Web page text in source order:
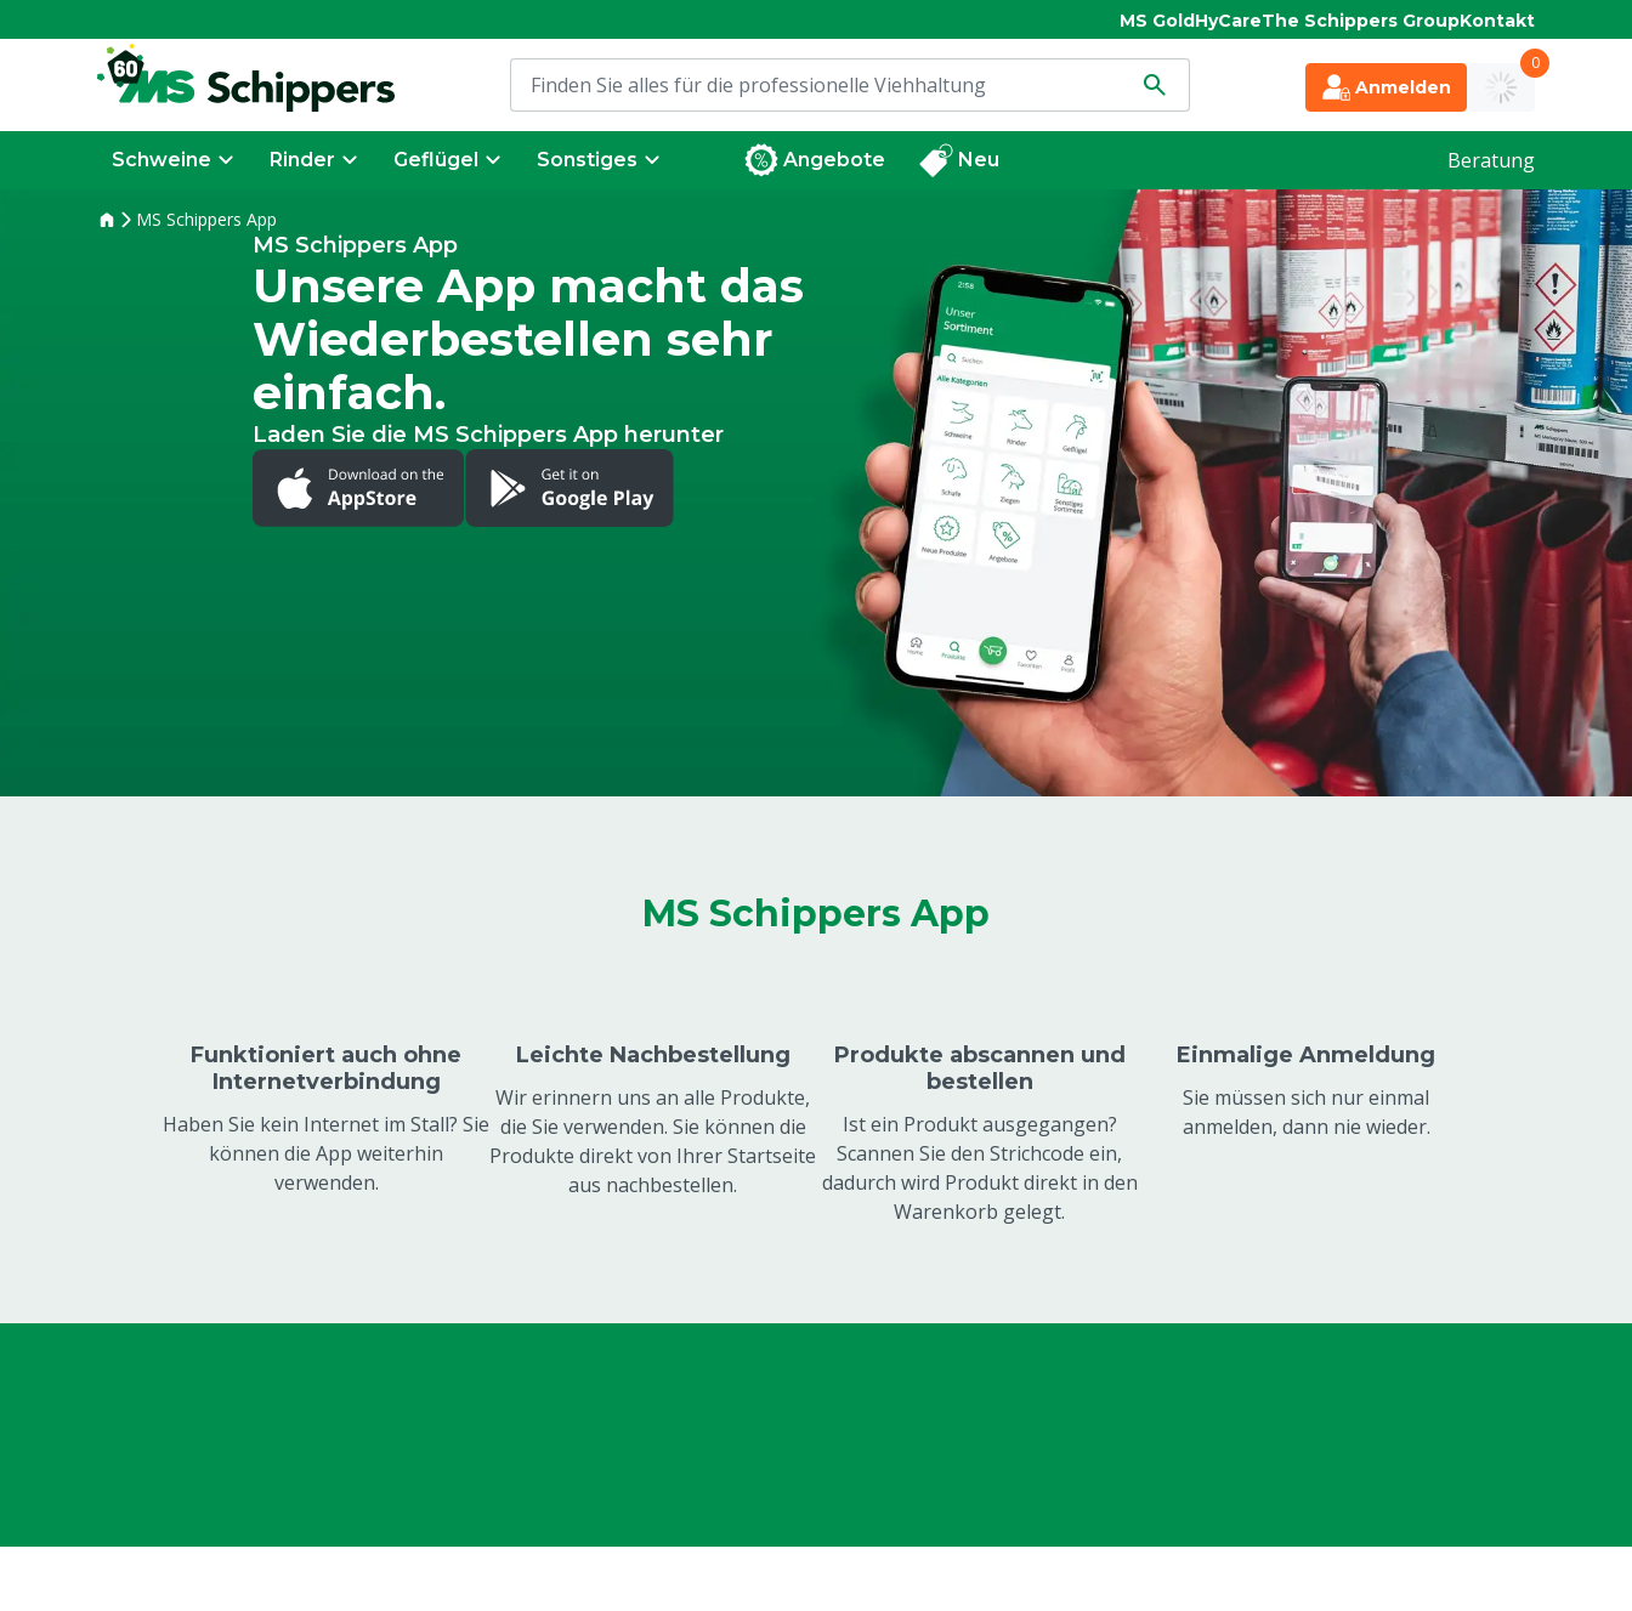
MS GoldHyCareThe Schippers GroupKontakt
Anmelden
0
Schweine Rinder Geflügel Sonstiges Angebote Neu Beratung
MS Schippers App
MS Schippers App
Unsere App macht das
Wiederbestellen sehr
einfach.
Laden Sie die MS Schippers App herunter
MS Schippers App
Funktioniert auch ohne
Internetverbindung
Haben Sie kein Internet im Stall? Sie
können die App weiterhin
verwenden.
Leichte Nachbestellung
Wir erinnern uns an alle Produkte,
die Sie verwenden. Sie können die
Produkte direkt von Ihrer Startseite
aus nachbestellen.
Produkte abscannen und
bestellen
Ist ein Produkt ausgegangen?
Scannen Sie den Strichcode ein,
dadurch wird Produkt direkt in den
Warenkorb gelegt.
Einmalige Anmeldung
Sie müssen sich nur einmal
anmelden, dann nie wieder.